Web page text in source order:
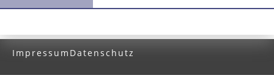
Impressum Datenschutz